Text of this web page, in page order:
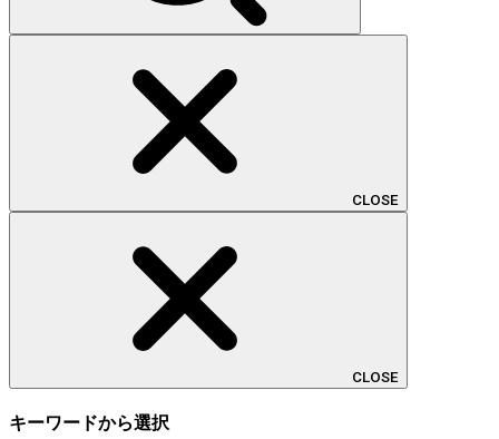
CLOSE
CLOSE
キーワードから選択